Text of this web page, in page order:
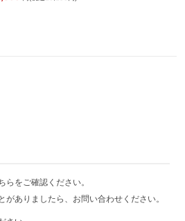
らをご確認ください。
がありましたら、お問い合わせください。